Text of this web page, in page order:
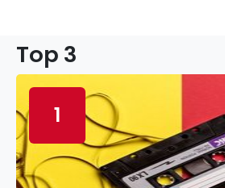
Top 3
1